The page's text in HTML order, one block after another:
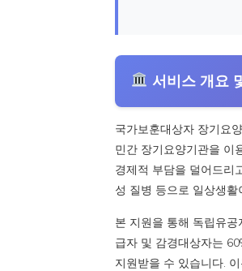
서비스 개요
국가보훈대상자 장기요
민간 장기요양기관을 이
경제적 부담을 덜어드리
성 질병 등으로 일상생
본 지원을 통해 독립유
급자 및 감경대상자는
지원받을 수 있습니다.